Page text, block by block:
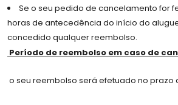
Se o seu pedido de cancelamento for
horas de antecedência do início do
concedido qualquer reembolso.
Período de reembolso em caso de
o seu reembolso será efetuado no prazo